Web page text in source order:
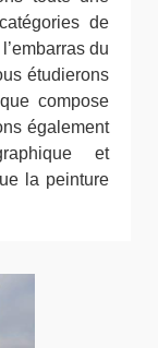
de
du
étudierons
compose
également
et
la peinture